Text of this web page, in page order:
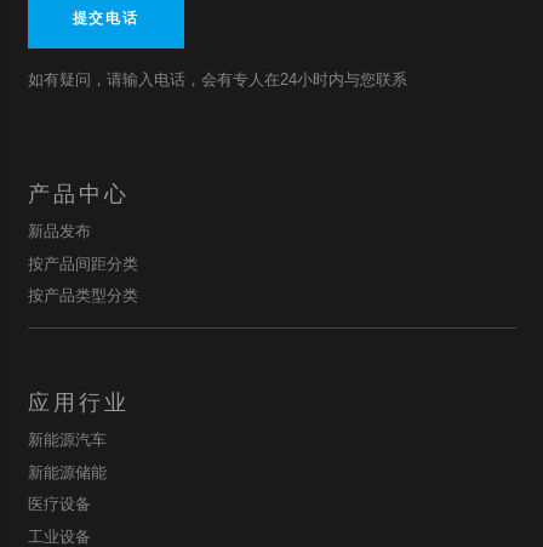
提交电话
如有疑问，请输入电话，会有专人在24小时内与您联系
产品中心
新品发布
按产品间距分类
按产品类型分类
应用行业
新能源汽车
新能源储能
医疗设备
工业设备